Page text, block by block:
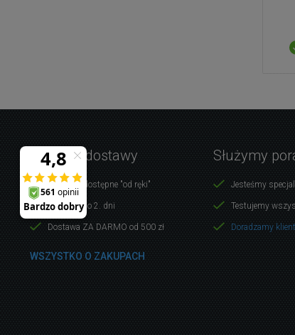
Warunki dostawy
Produkty dostępne "od ręki"
Dostawa do 2. dni
Dostawa ZA DARMO od 500 zł
WSZYSTKO O ZAKUPACH
Służymy
Jesteśmy
Testujemy
Doradzamy